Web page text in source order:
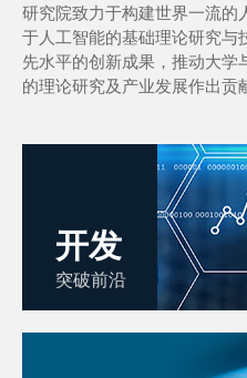
研究院致力于构建世界一流的
于人工智能的基础理论研究与
先水平的创新成果，推动大学
的理论研究及产业发展作出贡
开发
突破前沿